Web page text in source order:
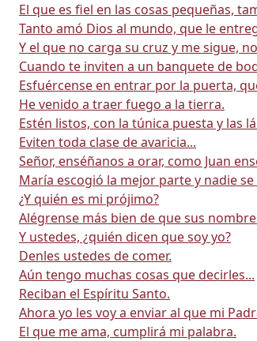
El que es fiel en las cosas pequeñas,
Tanto amó Dios al mundo, que le
Y el que no carga su cruz y me sigue,
Cuando te inviten a un banquete de
Esfuércense en entrar por la puerta,
He venido a traer fuego a la tierra.
Estén listos, con la túnica puesta y las
Eviten toda clase de avaricia...
Señor, enséñanos a orar, como Juan
María escogió la mejor parte y nadie
¿Y quién es mi prójimo?
Alégrense más bien de que sus
Y ustedes, ¿quién dicen que soy yo?
Denles ustedes de comer.
Aún tengo muchas cosas que decirles...
Reciban el Espíritu Santo.
Ahora yo les voy a enviar al que mi
El que me ama, cumplirá mi palabra.